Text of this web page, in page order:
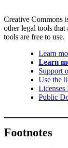
Creative Commons
other legal tools
tools are free to use.
Learn
Learn
Support
Use the
Licenses
Public
Footnotes